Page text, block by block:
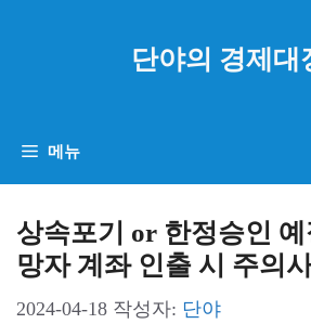
단야의 경제대
메뉴
상속포기 or 한정승인
망자 계좌 인출 시 주의
2024-04-18 작성자: 단야